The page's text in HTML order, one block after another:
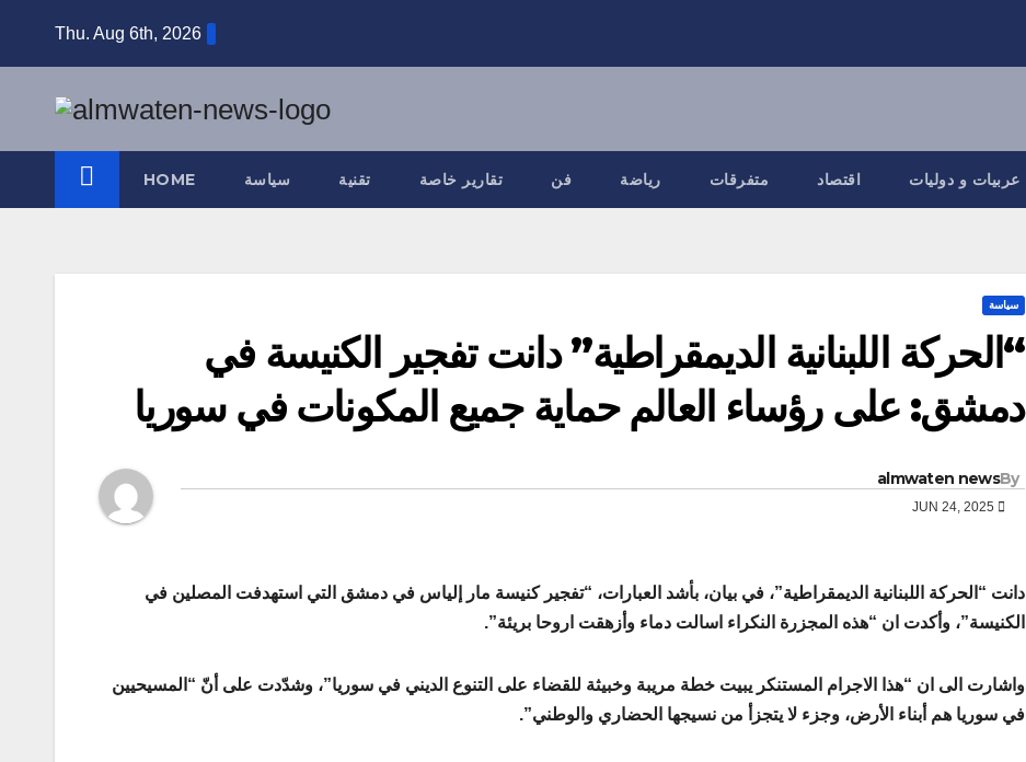
Thu. Aug 6th, 2026
HOME سياسة تقنية تقارير خاصة فن رياضة متفرقات اقتصاد عربيات و دوليات
سياسة
“الحركة اللبنانية الديمقراطية” دانت تفجير الكنيسة في
دمشق: على رؤساء العالم حماية جميع المكونات في سوريا
By
almwaten news
دانت “الحركة اللبنانية الديمقراطية”، في بيان، بأشد العبارات، “تفجير كنيسة مار إلياس في دمشق التي استهدفت المصلين في
الكنيسة”، وأكدت ان “هذه المجزرة النكراء اسالت دماء وأزهقت اروحا بريئة”.
واشارت الى ان “هذا الاجرام المستنكر يبيت خطة مريبة وخبيثة للقضاء على التنوع الديني في سوريا”، وشدّدت على أنّ “المسيحيين
في سوريا هم أبناء الأرض، وجزء لا يتجزأ من نسيجها الحضاري والوطني”.